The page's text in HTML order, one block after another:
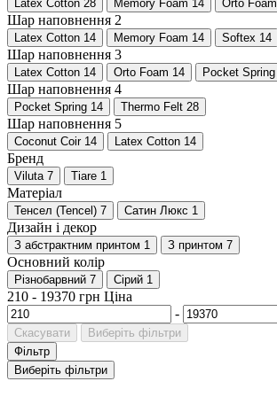
Latex Cotton 28 Memory Foam 14 Orto Foam
Шар наповнення 2
Latex Cotton 14 Memory Foam 14 Softex 14
Шар наповнення 3
Latex Cotton 14 Orto Foam 14 Pocket Spring
Шар наповнення 4
Pocket Spring 14 Thermo Felt 28
Шар наповнення 5
Coconut Coir 14 Latex Cotton 14
Бренд
Viluta 7 Tiare 1
Матеріал
Тенсел (Tencel) 7 Сатин Люкс 1
Дизайн і декор
З абстрактним принтом 1 З принтом 7
Основний колір
Різнобарвний 7 Сірий 1
210 - 19370 грн Ціна
-
Скасувати
Виберіть фільтри
Фільтр
Виберіть фільтри